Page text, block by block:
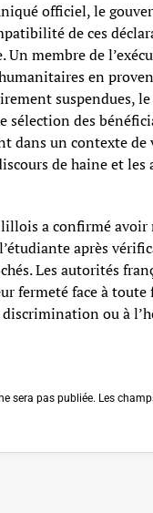
officiel, le
de ces
Un membre de
en
suspendues, le
sélection des
dans un contexte de
de haine et les
lillois a confirmé avoir
après
Les autorités
fermeté face à toute
ou à
sera pas publiée. Les